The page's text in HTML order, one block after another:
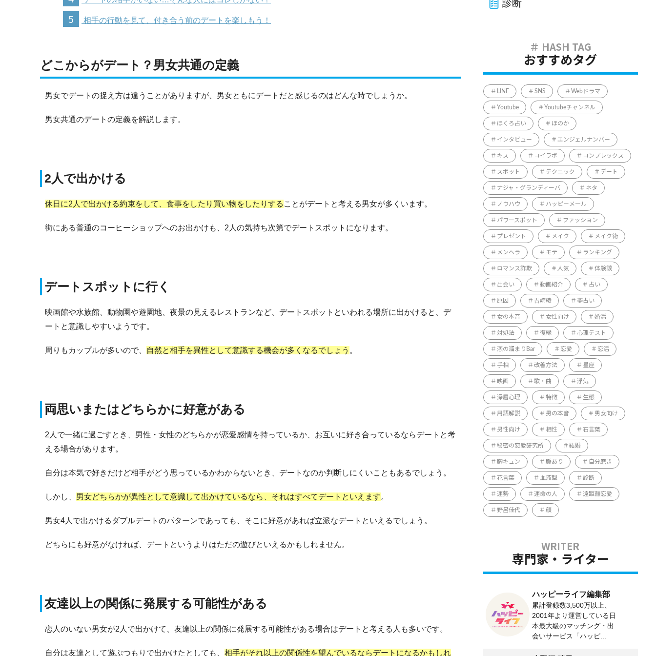
5 相手の行動を見て、付き合う前のデートを楽しもう！
どこからがデート？男女共通の定義
男女でデートの捉え方は違うことがありますが、男女ともにデートだと感じるのはどんな時でしょうか。
男女共通のデートの定義を解説します。
2人で出かける
休日に2人で出かける約束をして、食事をしたり買い物をしたりする ことがデートと考える男女が多くいます。
街にある普通のコーヒーショップへのお出かけも、2人の気持ち次第でデートスポットになります。
デートスポットに行く
映画館や水族館、動物園や遊園地、夜景の見えるレストランなど、デートスポットといわれる場所に出かけると、デ
ートと意識しやすいようです。
周りもカップルが多いので、 自然と相手を異性として意識する機会が多くなるでしょう 。
両思いまたはどちらかに好意がある
2人で一緒に過ごすとき、男性・女性のどちらかが恋愛感情を持っているか、お互いに好き合っているならデートと考
える場合があります。
自分は本気で好きだけど相手がどう思っているかわからないとき、デートなのか判断しにくいこともあるでしょう。
しかし、 男女どちらかが異性として意識して出かけているなら、それはすべてデートといえます。
男女4人で出かけるダブルデートのパターンであっても、そこに好意があれば立派なデートといえるでしょう。
どちらにも好意がなければ、デートというよりはただの遊びといえるかもしれません。
友達以上の関係に発展する可能性がある
恋人のいない男女が2人で出かけて、友達以上の関係に発展する可能性がある場合はデートと考える人も多いです。
自分は友達として遊ぶつもりで出かけたとしても、 相手がそれ以上の関係性を望んでいるならデートになるかもしれ
診断
おすすめタグ
LINE SNS Webドラマ
Youtube Youtubeチャンネル
ほくろ占い ほのか
インタビュー エンジェルナンバー
キス コイラボ コンプレックス
スポット テクニック デート
ナジャ・グランディーバ ネタ
ノウハウ ハッピーメール
パワースポット ファッション
プレゼント メイク メイク術
メンヘラ モテ ランキング
ロマンス詐欺 人気 体験談
出会い 動画紹介 占い
原因 吉崎綾 夢占い
女の本音 女性向け 婚活
対処法 復縁 心理テスト
恋の溜まりBar 恋愛 恋活
手相 改善方法 星座
映画 歌・曲 浮気
深層心理 特徴 生態
用語解説 男の本音 男女向け
男性向け 相性 石言葉
秘密の恋愛研究所 結婚
胸キュン 脈あり 自分磨き
花言葉 血液型 診断
運勢 運命の人 遠距離恋愛
野呂佳代 顔
専門家・ライター
ハッピーライフ編集部
累計登録数3,500万以上、
2001年より運営している日
本最大級のマッチング・出
会いサービス「ハッピ...